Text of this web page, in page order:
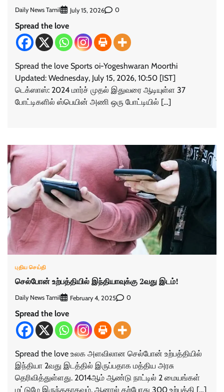
Daily News Tamil July 15, 2026 0
Spread the love
Spread the love Sports oi-Yogeshwaran Moorthi
Updated: Wednesday, July 15, 2026, 10:50 [IST]
டெக்ஸாஸ்: 2024 மார்ச் முதல் இதுவரை ஆடியுள்ள 37
போட்டிகளில் ஸ்பெயின் அணி ஒரு போட்டியில் […]
புதிய செய்தி
செல்போன் உற்பத்தியில் இந்தியாவுக்கு 2வது இடம்!
Daily News Tamil February 4, 2025 0
Spread the love
Spread the love உலக அளவிலான செல்போன் உற்பத்தியில்
இந்தியா 2வது இடத்தில் இருப்பதாக மத்திய அரசு
தெரிவித்துள்ளது. 2014ஆம் ஆண்டு நாட்டில் 2 மையங்கள்
மட்டுமே இருந்ததாகவும், ஆனால் தற்போது 300 உற்பத்தி […]